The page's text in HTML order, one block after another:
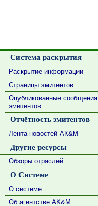
Система раскрытия
Раскрытие информации
Страницы эмитентов
Опубликованные сообщения
эмитентов
Отчётность эмитентов
Лента новостей АК&М
Другие ресурсы
Обзоры отраслей
О Системе
О системе
Об агентстве АК&М